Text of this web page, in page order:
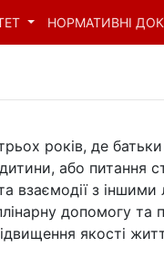
НОРМАТИВНІ
років, де
або питання
взаємодії з
допомогу та
якості